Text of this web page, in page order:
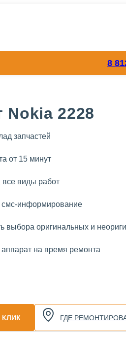
8
Nokia 2228
запчастей
от 15 минут
все виды работ
смс-информирование
выбора оригинальных и
на время ремонта
КЛИК ГДЕ